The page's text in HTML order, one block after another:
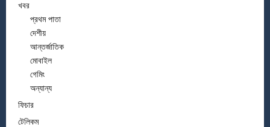
খবর
প্রথম পাতা
দেশীয়
আন্তর্জাতিক
মোবাইল
গেমিং
অন্যান্য
ফিচার
টেলিকম